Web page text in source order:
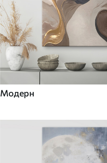
Модерн